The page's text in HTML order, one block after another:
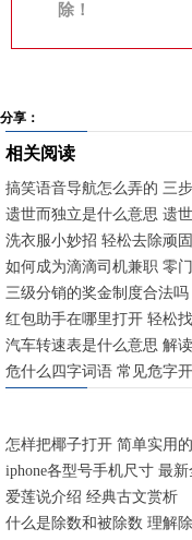
除！
分享：
相关阅读
搞笑语音导航怎么弄的 三
遗世而独立是什么意思 遗
洗衣服小妙招 轻松去除顽
如何成为滴滴司机兼职 零
三级分销的奖金制度合法
红包助手在哪里打开 轻松
汽车转速表是什么意思 解
危什么四字词语 常见危字
怎样把椰子打开 简单实用
iphone各型号手机尺寸 最
爱莲说介绍 经典古文赏析
什么是除数和被除数 理解